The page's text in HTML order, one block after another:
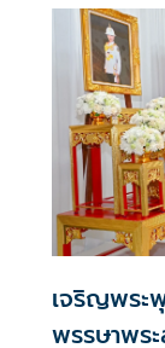
เจริญพระ
พรรษาพร